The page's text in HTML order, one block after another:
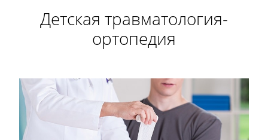
Детская травматология-
ортопедия